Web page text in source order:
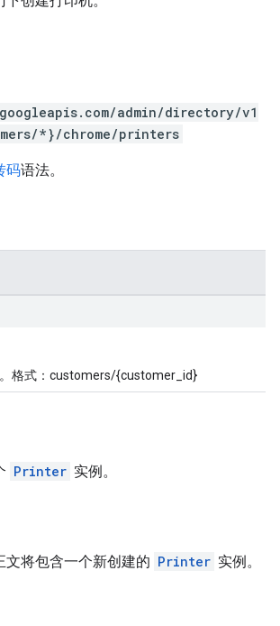
admin/directory/v1
*}/chrome/printers
码语法。
格式：customers/{customer_id}
Printer 实例。
文将包含一个新创建的 Printer 实例。